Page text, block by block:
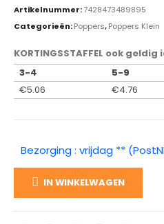
Artikelnummer:7428473489895
Categorieën:Poppers,Poppers Klein
KORTINGSSTAFFEL ook
3-4
5-9
€5.06 €4.76
Bezorging : vrijdag **
IN WINKELWAGEN